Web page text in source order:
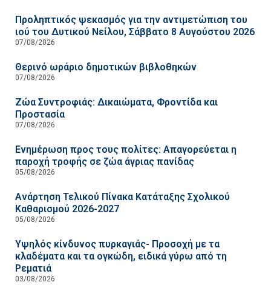
Προληπτικός ψεκασμός για την αντιμετώπιση του
ιού του Δυτικού Νείλου, Σάββατο 8 Αυγούστου 2026
07/08/2026
Θερινό ωράριο δημοτικών βιβλοθηκών
07/08/2026
Ζώα Συντροφιάς: Δικαιώματα, Φροντίδα και
Προστασία
07/08/2026
Ενημέρωση προς τους πολίτες: Απαγορεύεται η
παροχή τροφής σε ζώα άγριας πανίδας
05/08/2026
Ανάρτηση Τελικού Πίνακα Κατάταξης Σχολικού
Καθαρισμού 2026-2027
05/08/2026
Υψηλός κίνδυνος πυρκαγιάς- Προσοχή με τα
κλαδέματα και τα ογκώδη, ειδικά γύρω από τη
Ρεματιά
03/08/2026